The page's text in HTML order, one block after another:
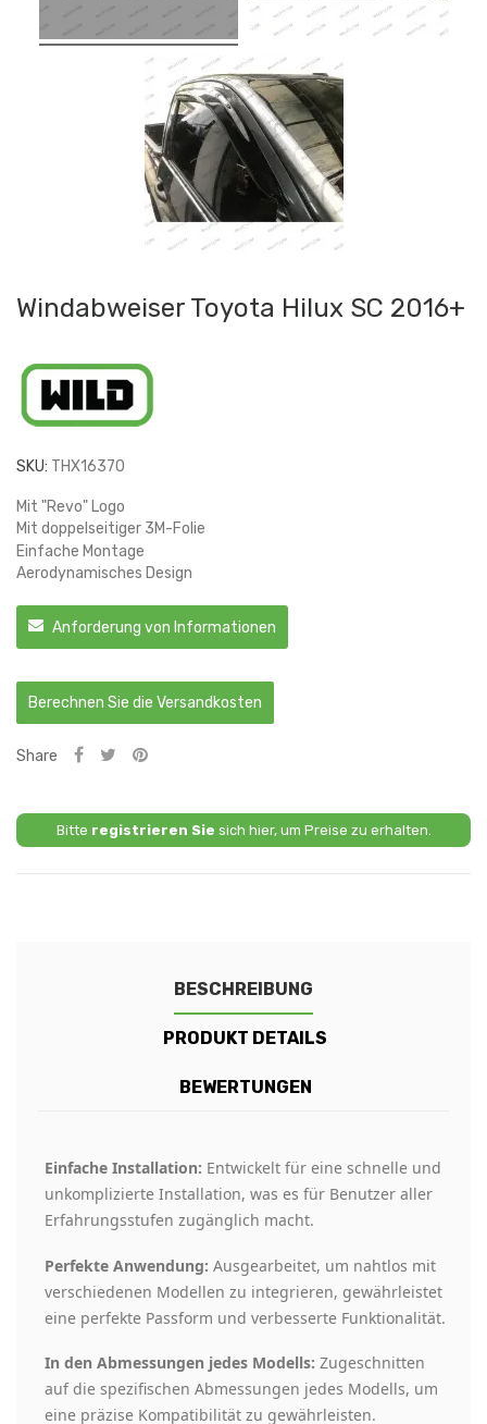
Windabweiser Toyota Hilux SC 2016+
SKU: THX16370
Mit "Revo" Logo
Mit doppelseitiger 3M-Folie
Einfache Montage
Aerodynamisches Design
Anforderung von Informationen
Berechnen Sie die Versandkosten
Share
Bitte registrieren Sie sich hier, um Preise zu erhalten.
BESCHREIBUNG
PRODUKT DETAILS
BEWERTUNGEN
Einfache Installation: Entwickelt für eine schnelle und
unkomplizierte Installation, was es für Benutzer aller
Erfahrungsstufen zugänglich macht.
Perfekte Anwendung: Ausgearbeitet, um nahtlos mit
verschiedenen Modellen zu integrieren, gewährleistet
eine perfekte Passform und verbesserte Funktionalität.
In den Abmessungen jedes Modells: Zugeschnitten
auf die spezifischen Abmessungen jedes Modells, um
eine präzise Kompatibilität zu gewährleisten.